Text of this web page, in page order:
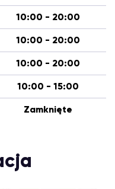
10:00 - 20:00
10:00 - 20:00
10:00 - 20:00
10:00 - 15:00
Zamknięte